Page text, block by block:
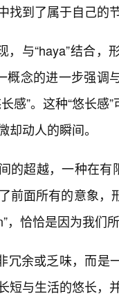
找到了属于自己的
，与“haya”结合
概念的进一步强
感”。这种“悠长
却动人的瞬间。
的超越，一种在有
前面所有的意象
，恰恰是因为我们
冗余或乏味，而
短与生活的悠长，